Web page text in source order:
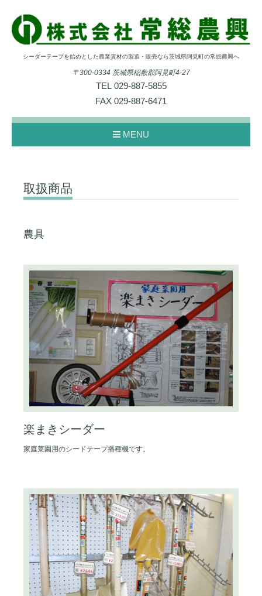
シーダーテープを始めとした農業資材の製造・販売なら茨城県阿見町の常総農興へ
〒300-0334 茨城県稲敷郡阿見町4-27
TEL 029-887-5855
FAX 029-887-6471
MENU
取扱商品
農具
楽まきシーダー
家庭菜園用のシードテープ播種機です。